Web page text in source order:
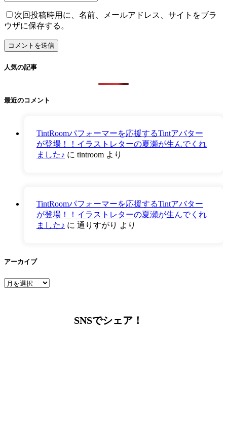
次回投稿時用に、名前、メールアドレス、サイトをブラ
ウザに保存する。
人気の記事
最近のコメント
TintRoomパフォーマーを応援するTintアバター
が登場！！イラストレターの夏瀬が生んでくれ
ました♪ に tintroom より
TintRoomパフォーマーを応援するTintアバター
が登場！！イラストレターの夏瀬が生んでくれ
ました♪ に 通りすがり より
アーカイブ
ア
SNSでシェア！